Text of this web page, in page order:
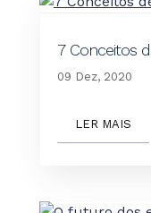
7 Conceitos
09 Dez, 2020
LER MAIS